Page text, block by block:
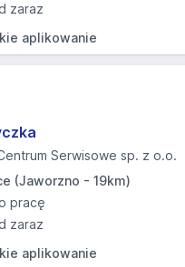
zaraz
aplikowanie
Serwisowe sp. z o.o.
(Jaworzno - 19km)
pracę
zaraz
aplikowanie